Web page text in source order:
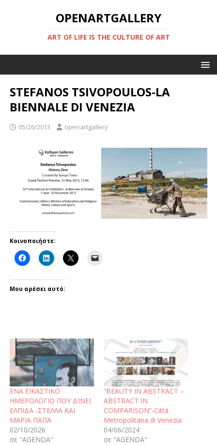
OPENARTGALLERY
ART OF LIFE IS THE CULTURE OF ART
STEFANOS TSIVOPOULOS-LA
BIENNALE DI VENEZIA
05/26/2013 openartgallery
Κοινοποιήστε:
Μου αρέσει αυτό:
ΕΝΑ ΕΙΚΑΣΤΙΚΟ
ΗΜΕΡΟΛΟΓΙΟ ΠΟΥ ΔΊΝΕΙ
ΕΛΠΙΔΑ -ΣΤΕΛΛΑ ΚΑΙ
ΜΑΡΙΑ ΠΑΠΑ
02/10/2026
σε "AGENDA"
“BEAUTY IN ABSTRACT –
ABSTRACT IN
COMPARISON”-Città
Metropolitana di Venezia
04/06/2024
σε "AGENDA"